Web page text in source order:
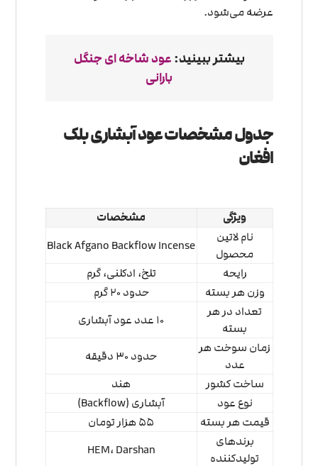
عرضه می‌شود.
بیشتر ببینید: عود شاخه ای جنگل
بارانی
جدول مشخصات عود آبشاری بلک
افغان
ویژگی مشخصات
نام لاتین
محصول
Black Afgano Backflow Incense
رایحه
تلخ، ادکلنی، گرم
وزن هر بسته
حدود ۲۰ گرم
تعداد در هر
بسته
۱۰ عدد عود آبشاری
زمان سوخت هر
عدد
حدود ۳۰ دقیقه
ساخت کشور
هند
نوع عود
آبشاری (Backflow)
قیمت هر بسته
۵۵ هزار تومان
برندهای
تولیدکننده
HEM، Darshan